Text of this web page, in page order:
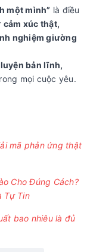
một mình” là điều
cảm xúc thật,
nghiệm giường
bản lĩnh,
mọi cuộc yêu.
mã phản ứng thật
Cho Đúng Cách?
Tự Tin
bao nhiêu là đủ